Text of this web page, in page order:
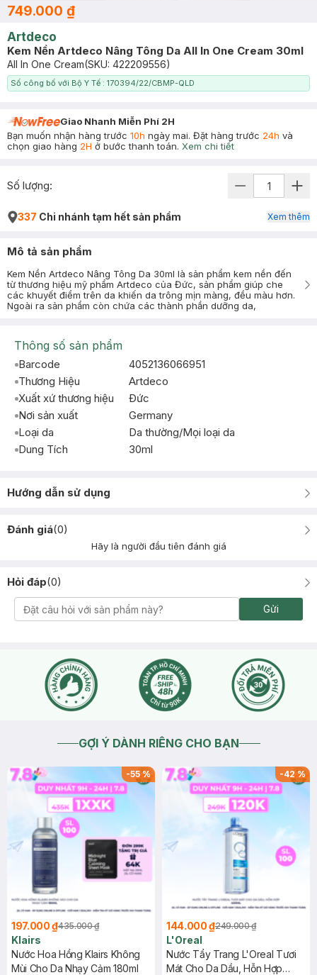
749.000 ₫
Artdeco
Kem Nền Artdeco Nâng Tông Da All In One Cream 30ml
All In One Cream(SKU: 422209556)
Số công bố với Bộ Y Tế : 170394/22/CBMP-QLD
Giao Nhanh Miễn Phí 2H
Bạn muốn nhận hàng trước 10h ngày mai. Đặt hàng trước 24h và
chọn giao hàng 2H ở bước thanh toán. Xem chi tiết
Số lượng:
337 Chi nhánh tạm hết sản phẩm Xem thêm
Mô tả sản phẩm
Kem Nền Artdeco Nâng Tông Da 30ml là sản phẩm kem nền đến
từ thương hiệu mỹ phẩm Artdeco của Đức, sản phẩm giúp che
các khuyết điểm trên da khiến da trông mịn màng, đều màu hơn.
Ngoài ra sản phẩm còn chứa các thành phần dưỡng da,
Thông số sản phẩm
Barcode
4052136066951
Thương Hiệu
Artdeco
Xuất xứ thương hiệu
Ðức
Nơi sản xuất
Germany
Loại da
Da thường/Mọi loại da
Dung Tích
30ml
Hướng dẫn sử dụng
Đánh giá(0)
Hãy là người đầu tiên đánh giá
Hỏi đáp(0)
Gửi
GỢI Ý DÀNH RIÊNG CHO BẠN
-55%
197.000 ₫435.000 ₫
Klairs
Nước Hoa Hồng Klairs Không
Mùi Cho Da Nhạy Cảm 180ml
-42%
144.000 ₫249.000 ₫
L'Oreal
Nước Tẩy Trang L'Oreal Tươi
Mát Cho Da Dầu, Hỗn Hợp